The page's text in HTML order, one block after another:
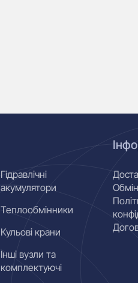
Гідравлічні
акумулятори
Теплообмінники
Кульові крани
Інші вузли та
комплектуючі